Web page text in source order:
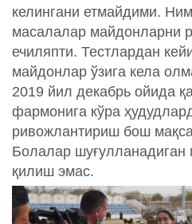
келингани етмайдими.
масалалар майдонларни
ечиляпти. Тестлардан
майдонлар ўзига кела
2019 йил декабрь ойида
фармонига кўра
ривожлантириш бош
Болалар шуғулланадиган
қилиш эмас.